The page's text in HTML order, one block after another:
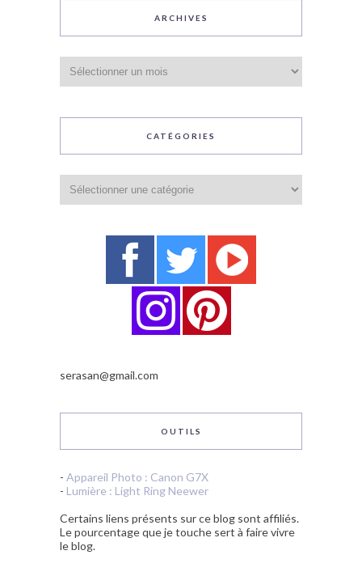
ARCHIVES
CATÉGORIES
serasan@gmail.com
OUTILS
- Appareil Photo : Canon G7X
- Lumière : Light Ring Neewer
Certains liens présents sur ce blog sont affiliés.
Le pourcentage que je touche sert à faire vivre
le blog.